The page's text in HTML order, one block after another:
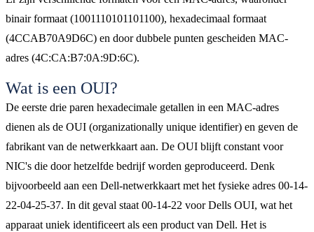
binair formaat (1001110101101100), hexadecimaal formaat
(4CCAB70A9D6C) en door dubbele punten gescheiden MAC-
adres (4C:CA:B7:0A:9D:6C).
Wat is een OUI?
De eerste drie paren hexadecimale getallen in een MAC-adres
dienen als de OUI (organizationally unique identifier) ​​en geven de
fabrikant van de netwerkkaart aan. De OUI blijft constant voor
NIC's die door hetzelfde bedrijf worden geproduceerd. Denk
bijvoorbeeld aan een Dell-netwerkkaart met het fysieke adres 00-14-
22-04-25-37. In dit geval staat 00-14-22 voor Dells OUI, wat het
apparaat uniek identificeert als een product van Dell. Het is